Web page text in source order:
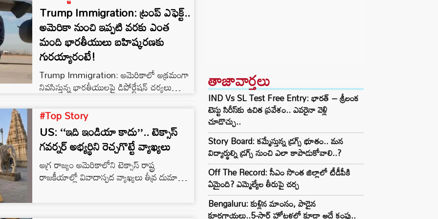
Trump Immigration: ట్రంప్ ఎఫెక్ట్..
అమెరికా నుంచి ఇప్పటి వరకు ఎంత
మంది భారతీయులు బహిష్కరణకు
గురయ్యారంటే!
Trump Immigration: అమెరికాలో అక్రమంగా
నివసిస్తున్న భారతీయులపై డిపోర్టేషన్ చర్యలు
కొనసాగుతున్నాయి. 2025 జనవరి నుంచి
ఇప్పటివరకు మొత్తం 4,840 మంది భారత
పౌరులను అమెరికా బహిష్కరించినట్లు విదేశాంగ
మంత్రిత్వ శాఖ అధికార ప్రతినిధి రణధీర్ జైస్వాల్
వెల్లడించారు. ఈ సందర్భంగా ఆయన
మాట్లాడుతూ.. 2026 జనవరి నుంచి జూలై వరకు
మాత్రమే 1,273 మంది భారతీయులను అమెరికా
నుంచి భారత్‌కు పంపించారని, అంతకుముందు
#Top Story
US: ‘‘ఇది ఇండియా కాదు’’.. టెక్సాస్
గవర్నర్ అభ్యర్థిని రెచ్చగొట్టే వ్యాఖ్యలు
అగ్ర రాజ్యం అమెరికాలోని టెక్సాస్ రాష్ట్ర
రాజకీయాల్లో వివాదాస్పద వ్యాఖ్యలు తీవ్ర దుమారం
రేపుతున్నాయి. టెక్సాస్ గవర్నర్ ఎన్నికల్లో పోటీ
తాజావార్తలు
IND Vs SL Test Free Entry: భారత్ – శ్రీలంక
టెస్టు సిరీస్‌కు ఉచిత ప్రవేశం.. ఎవరైనా వెళ్లి
చూడొచ్చు..
Story Board: కమ్మేస్తున్న డ్రగ్స్ భూతం.. మన
విద్యార్థుల్ని డ్రగ్స్ నుంచి ఎలా కాపాడుకోవాలి..?
Off The Record: సీఎం సొంత జిల్లాలో టీడీపీకి
ఏమైంది? ఎమ్మెల్యేల తీరుపై చర్చ
Bengaluru: కుళ్లిన మాంసం, పాడైన
కూరగాయలు..5-స్టార్ హోటళ్లలో కూడా అదే కంపు..